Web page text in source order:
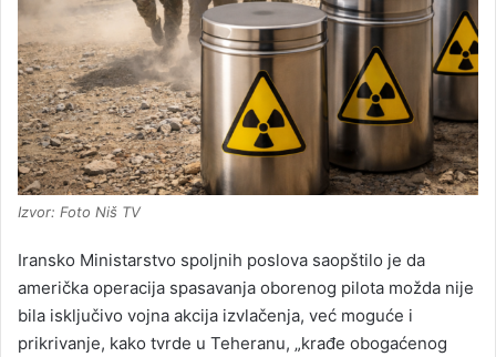
Izvor: Foto Niš TV
Iransko Ministarstvo spoljnih poslova saopštilo je da
američka operacija spasavanja oborenog pilota možda nije
bila isključivo vojna akcija izvlačenja, već moguće i
prikrivanje, kako tvrde u Teheranu, „krađe obogaćenog